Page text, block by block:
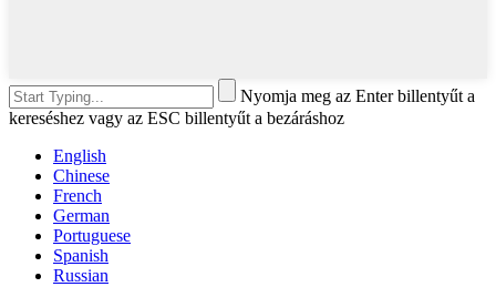
Nyomja meg az Enter billentyűt a
kereséshez vagy az ESC billentyűt a bezáráshoz
English
Chinese
French
German
Portuguese
Spanish
Russian